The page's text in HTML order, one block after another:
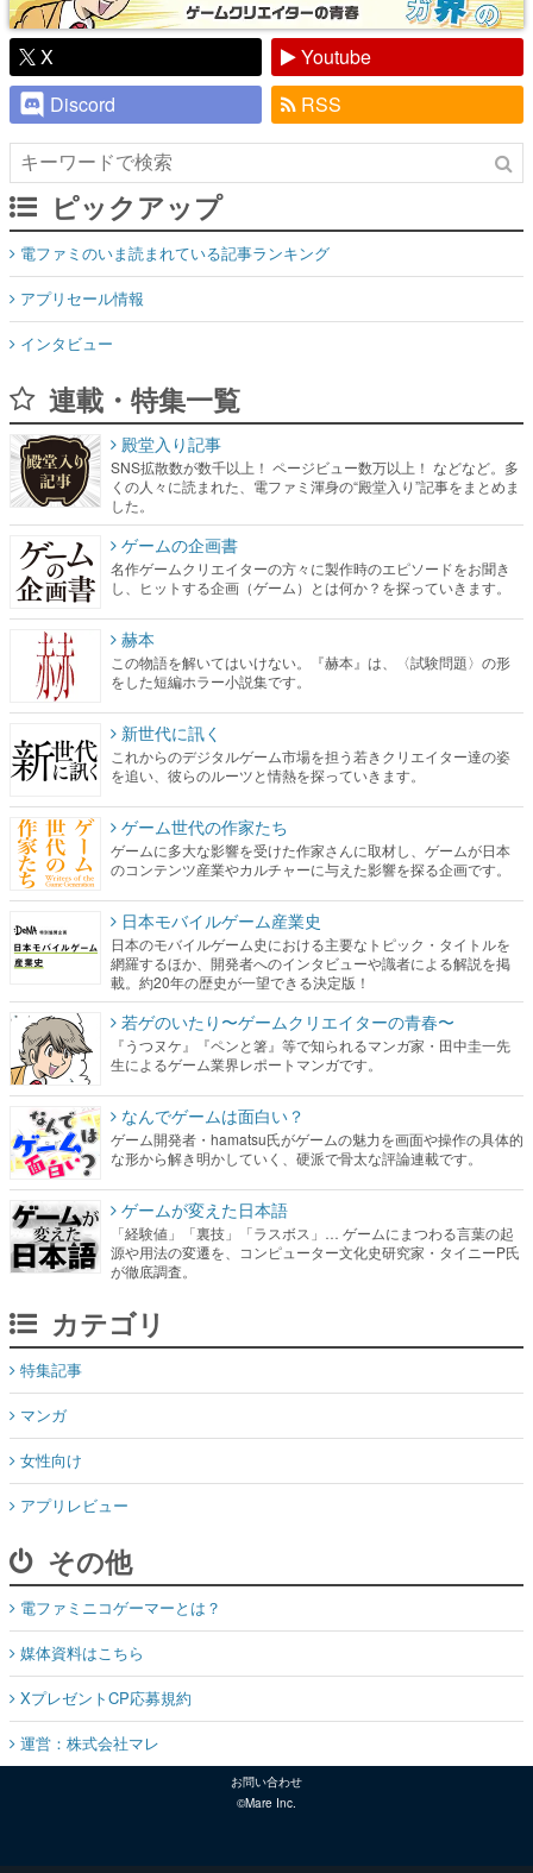
Discord
RSS
ピックアップ
電ファミのいま読まれている記事ランキング
アプリセール情報
インタビュー
連載・特集一覧
くの人々に読まれた、電ファミ渾身の“殿堂入り”記事をまとめま
した。
ゲームの企画書
名作ゲームクリエイターの方々に製作時のエピソードをお聞き
し、ヒットする企画（ゲーム）とは何か？を探っていきます。
赫本
この物語を解いてはいけない。『赫本』は、〈試験問題〉の形
をした短編ホラー小説集です。
新世代に訊く
これからのデジタルゲーム市場を担う若きクリエイター達の姿
を追い、彼らのルーツと情熱を探っていきます。
ゲーム世代の作家たち
ゲームに多大な影響を受けた作家さんに取材し、ゲームが日本
のコンテンツ産業やカルチャーに与えた影響を探る企画です。
日本モバイルゲーム産業史
日本のモバイルゲーム史における主要なトピック・タイトルを
網羅するほか、開発者へのインタビューや識者による解説を掲
若ゲのいたり〜ゲームクリエイターの青春〜
『うつヌケ』『ペンと箸』等で知られるマンガ家・田中圭一先
生によるゲーム業界レポートマンガです。
なんでゲームは面白い？
ゲーム開発者・hamatsu氏がゲームの魅力を画面や操作の具体的
な形から解き明かしていく、硬派で骨太な評論連載です。
ゲームが変えた日本語
「経験値」「裏技」「ラスボス」… ゲームにまつわる言葉の起
源や用法の変遷を、コンピューター文化史研究家・タイニーP氏
カテゴリ
マンガ
女性向け
アプリレビュー
その他
電ファミニコゲーマーとは？
媒体資料はこちら
XプレゼントCP応募規約
運営：株式会社マレ